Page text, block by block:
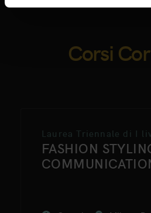
Corsi
Laurea Triennale di I
FASHION